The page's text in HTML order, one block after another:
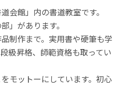
会館」内の書道教室です。
」があります。
制作まで。実用書や硬筆も学
級昇格、師範資格も取ってい
モットーにしています。初心